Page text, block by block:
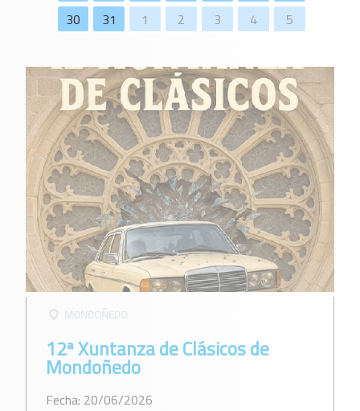
30
31 1 2 3 4 5
MONDOÑEDO
12ª Xuntanza de Clásicos de
Mondoñedo
Fecha: 20/06/2026